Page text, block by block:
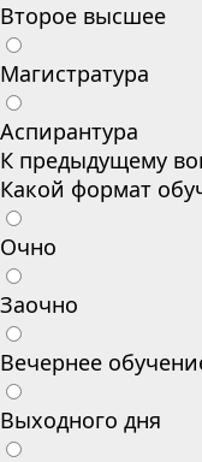
Второе высшее
Магистратура
Аспирантура
К предыдущему
Какой формат
Очно
Заочно
Вечернее
Выходного дня